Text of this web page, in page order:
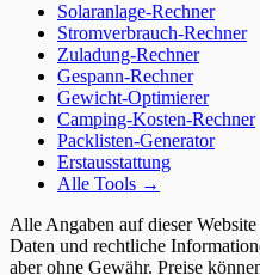
Solaranlage-Rechner
Stromverbrauch-Rechner
Zuladung-Rechner
Gespann-Rechner
Gewicht-Optimierer
Camping-Kosten-Rechner
Packlisten-Generator
Erstausstattung
Alle Tools →
Alle Angaben auf dieser
Daten und rechtliche
aber ohne Gewähr. Preise